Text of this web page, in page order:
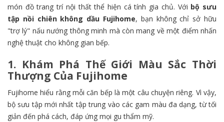
món đồ trang trí nội thất thể hiện cá tính gia chủ. Với bộ sưu
tập nồi chiên không dầu Fujihome, bạn không chỉ sở hữu
"trợ lý" nấu nướng thông minh mà còn mang về một điểm nhấn
nghệ thuật cho không gian bếp.
1. Khám Phá Thế Giới Màu Sắc Thời
Thượng Của Fujihome
Fujihome hiểu rằng mỗi căn bếp là một câu chuyện riêng. Vì vậy,
bộ sưu tập mới nhất tập trung vào các gam màu đa dạng, từ tối
giản đến phá cách, đáp ứng mọi gu thẩm mỹ.